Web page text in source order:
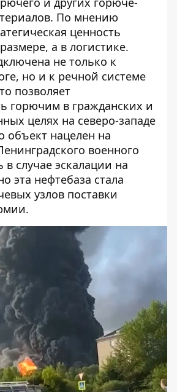
По мнению
ценность
а в логистике.
не только к
но и к речной системе
позволяет
горючим в гражданских и
целях на северо-западе
объект нацелен на
военного
в случае эскалации на
эта нефтебаза стала
узлов поставки